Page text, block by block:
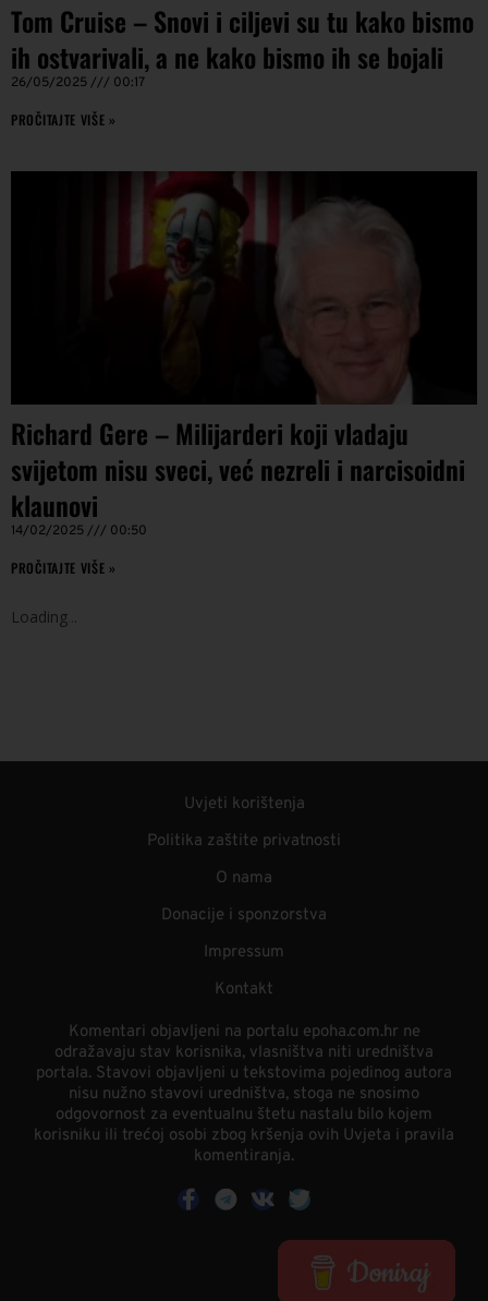
Tom Cruise – Snovi i ciljevi su tu kako bismo
ih ostvarivali, a ne kako bismo ih se bojali
26/05/2025 00:17
PROČITAJTE VIŠE »
Richard Gere – Milijarderi koji vladaju
svijetom nisu sveci, već nezreli i narcisoidni
klaunovi
14/02/2025 00:50
PROČITAJTE VIŠE »
Loading .
Uvjeti korištenja
Politika zaštite privatnosti
O nama
Donacije i sponzorstva
Impressum
Kontakt
Komentari objavljeni na portalu epoha.com.hr ne
odražavaju stav korisnika, vlasništva niti uredništva
portala. Stavovi objavljeni u tekstovima pojedinog autora
nisu nužno stavovi uredništva, stoga ne snosimo
odgovornost za eventualnu štetu nastalu bilo kojem
korisniku ili trećoj osobi zbog kršenja ovih Uvjeta i pravila
komentiranja.